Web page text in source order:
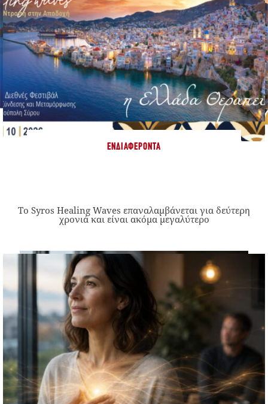
ΕΝΔΙΑΦΈΡΟΝΤΑ
Το Syros Healing Waves επαναλαμβάνεται για δεύτερη
χρονιά και είναι ακόμα μεγαλύτερο